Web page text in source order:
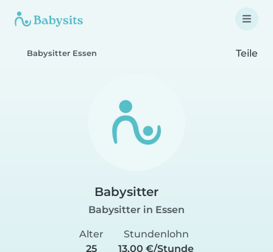
Babysitter Essen Teile
Babysitter
Babysitter in Essen
Alter
25
Stundenlohn
13,00 €/Stunde